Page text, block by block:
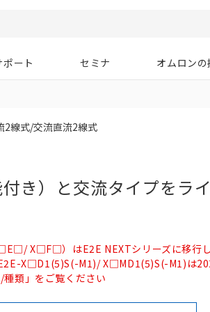
ポート セミナ オムロン
2線式/交流直流2線式
き）と交流タイプをラ
X□F□）はE2E NEXTシリーズに移行
X□D1(5)S(-M1)/ X□MD1(5)S(-M1)は
類」をご覧ください